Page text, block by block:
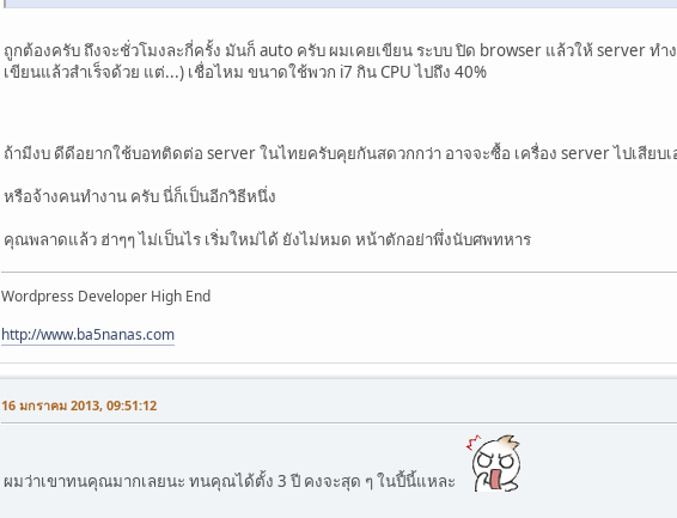
ถูกต้องครับ ถึงจะชั่วโมงละกี่ครั้ง มันก็ auto ครับ ผมเคยเขียน ระบบ ปิด browser แล้วให้ server ท
เขียนแล้วสำเร็จด้วย แต่...) เชื่อไหม ขนาดใช้พวก i7 กิน CPU ไปถึง 40%
ถ้ามีงบ ดีดีอยากใช้บอทติดต่อ server ในไทยครับคุยกันสดวกกว่า อาจจะซื้อ เครื่อง server ไปเสียบ
หรือจ้างคนทำงาน ครับ นี่ก็เป็นอีกวิธีหนึ่ง
คุณพลาดแล้ว ฮ่าๆๆ ไม่เป็นไร เริ่มใหม่ได้ ยังไม่หมด หน้าตักอย่าพึ่งนับศพทหาร
Wordpress Developer High End
http://www.ba5nanas.com
16 มกราคม 2013, 09:51:12
ผมว่าเขาทนคุณมากเลยนะ ทนคุณได้ตั้ง 3 ปี คงจะสุด ๆ ในปี้นี้แหละ